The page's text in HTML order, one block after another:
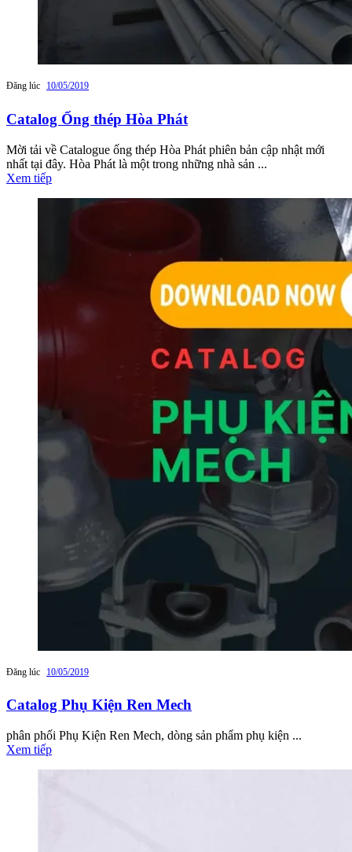
Đăng lúc 10/05/2019
Catalog Ống thép Hòa Phát
Mời tải về Catalogue ống thép Hòa Phát phiên bản cập nhật mới
nhất tại đây. Hòa Phát là một trong những nhà sản ...
Xem tiếp
Đăng lúc 10/05/2019
Catalog Phụ Kiện Ren Mech
phân phối Phụ Kiện Ren Mech, dòng sản phẩm phụ kiện ...
Xem tiếp